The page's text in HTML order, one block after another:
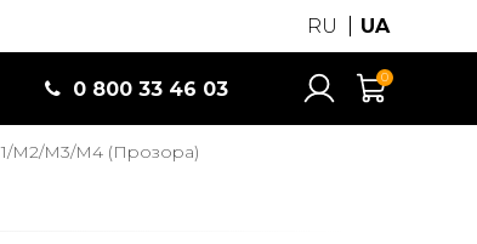
RU UA
0 800 33 46 03
0
M2/M3/M4 (Прозора)